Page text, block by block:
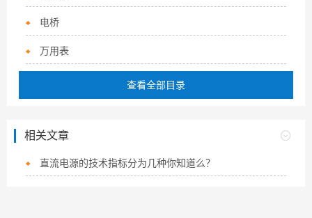
电桥
万用表
查看全部目录
相关文章
直流电源的技术指标分为几种你知道么？